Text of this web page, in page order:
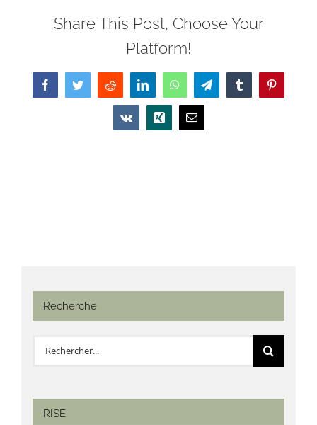
Share This Post, Choose Your
Platform!
FacebookTwitterReddit LinkedInWhatsAppTelegramTumblrPinterest
Vk Xing Email
Recherche
Rechercher:
RISE